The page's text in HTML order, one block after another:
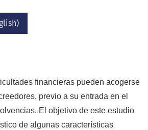
financieras pueden acogerse
previo a su entrada en el
El objetivo de este estudio
de algunas características